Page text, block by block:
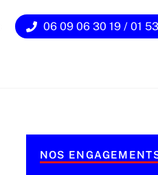
06 09 06 30 19 / 01
NOS